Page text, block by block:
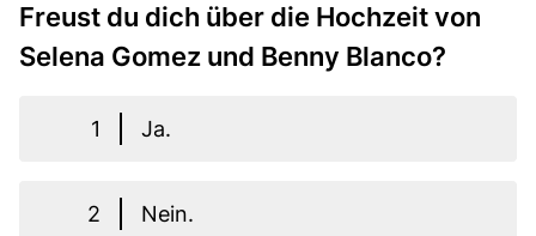
Freust du dich über die Hochzeit von
Selena Gomez und Benny Blanco?
1 Ja.
2
Nein.